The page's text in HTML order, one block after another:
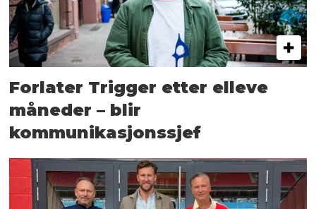
Forlater Trigger etter elleve
måneder – blir
kommunikasjonssjef